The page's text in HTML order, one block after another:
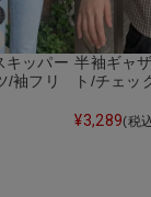
キッパー
/袖フリ
半袖ギャ
ト/チェッ
¥3,289(税